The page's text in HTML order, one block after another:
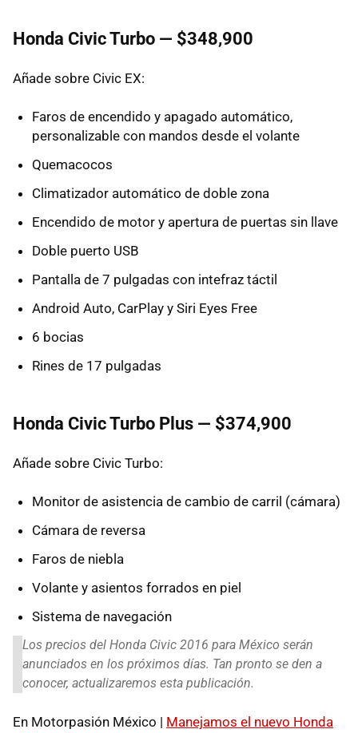
Honda Civic Turbo — $348,900
Añade sobre Civic EX:
Faros de encendido y apagado automático,
personalizable con mandos desde el volante
Quemacocos
Climatizador automático de doble zona
Encendido de motor y apertura de puertas sin llave
Doble puerto USB
Pantalla de 7 pulgadas con intefraz táctil
Android Auto, CarPlay y Siri Eyes Free
6 bocias
Rines de 17 pulgadas
Honda Civic Turbo Plus — $374,900
Añade sobre Civic Turbo:
Monitor de asistencia de cambio de carril (cámara)
Cámara de reversa
Faros de niebla
Volante y asientos forrados en piel
Sistema de navegación
Los precios del Honda Civic 2016 para México serán
anunciados en los próximos días. Tan pronto se den a
conocer, actualizaremos esta publicación.
En Motorpasión México | Manejamos el nuevo Honda